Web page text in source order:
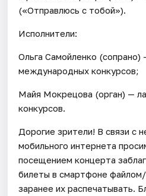
(«Отправлюсь с тобой»).
Исполнители:
Ольга Самойленко (сопрано)
международных конкурсов;
Майя Мокрецова (орган) —
конкурсов.
Дорогие зрители! В связи с
мобильного интернета
посещением концерта
билеты в смартфоне
заранее их распечатывать.